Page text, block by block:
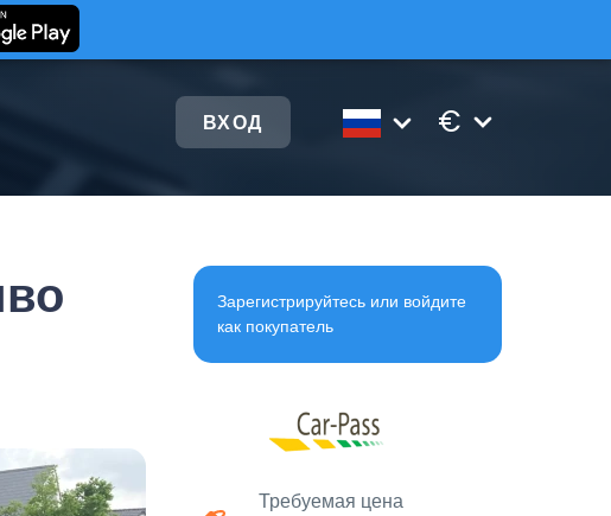
ВХОД €
Зарегистрируйтесь или войдите
как покупатель
Требуемая цена